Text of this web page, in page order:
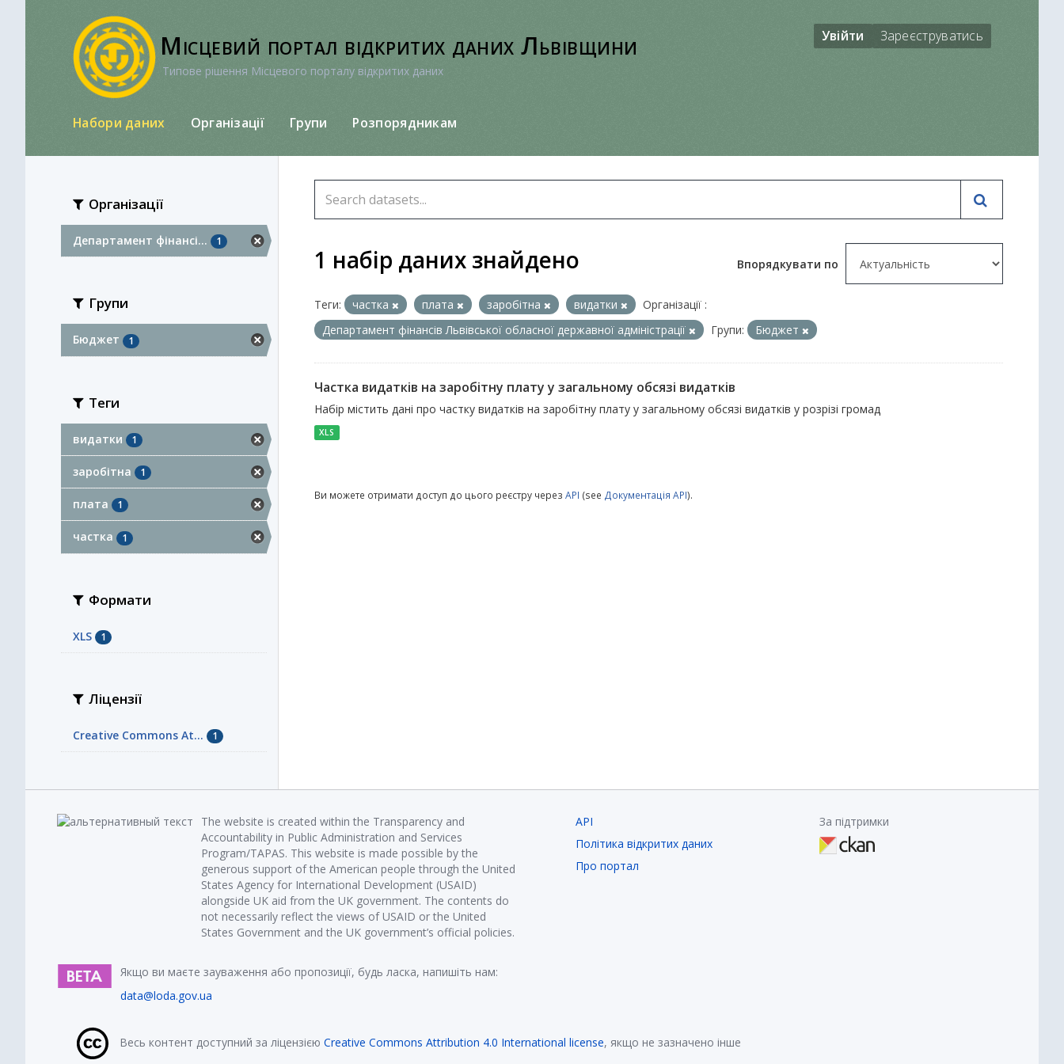
Місцевий портал відкритих даних Львівщини
Типове рішення Місцевого порталу відкритих даних
Увійти Зареєструватись
Набори даних Організації Групи Розпорядникам
Організації
Департамент фінансі... 1
Групи
Бюджет 1
Теги
видатки 1
заробітна 1
плата 1
частка 1
Формати
XLS 1
Ліцензії
Creative Commons At... 1
Впорядкувати по
1 набір даних знайдено
Теги: частка плата заробітна видатки
Організації :
Департамент фінансів Львівської обласної державної адміністрації
Групи: Бюджет
Частка видатків на заробітну плату у загальному обсязі видатків
Набір містить дані про частку видатків на заробітну плату у загальному обсязі видатків у розрізі громад
XLS
Ви можете отримати доступ до цього реєстру через API (see Документація API).
The website is created within the Transparency and
Accountability in Public Administration and Services
Program/TAPAS. This website is made possible by the
generous support of the American people through the United
States Agency for International Development (USAID)
alongside UK aid from the UK government. The contents do
not necessarily reflect the views of USAID or the United
States Government and the UK government’s official policies.
Якщо ви маєте зауваження або пропозиції, будь ласка, напишіть нам:
data@loda.gov.ua
API
Політика відкритих даних
Про портал
За підтримки
Весь контент доступний за ліцензією Creative Commons Attribution 4.0 International license, якщо не зазначено інше